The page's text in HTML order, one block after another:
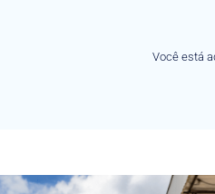
Você está